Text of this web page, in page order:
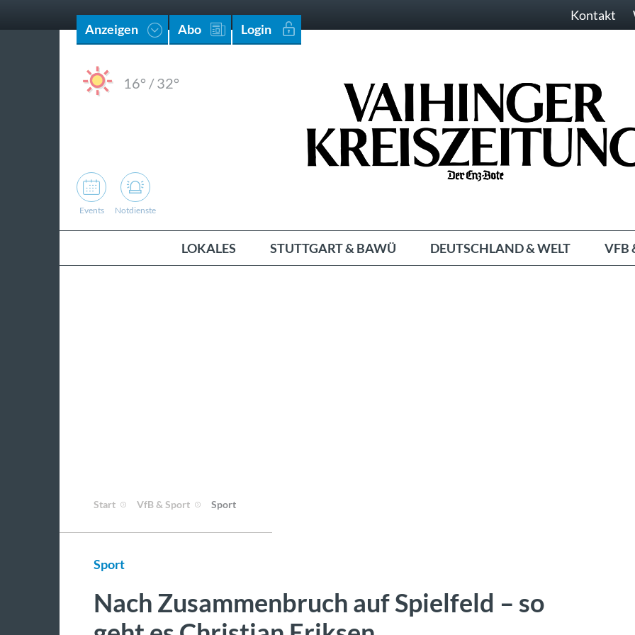
Anzeigen Abo Login
Kontakt
16° /32°
Events Notdienste
LOKALES STUTTGART & BAWÜ DEUTSCHLAND & WELT VFB
Start VfB & Sport Sport
Sport
Nach Zusammenbruch auf Spielfeld – so